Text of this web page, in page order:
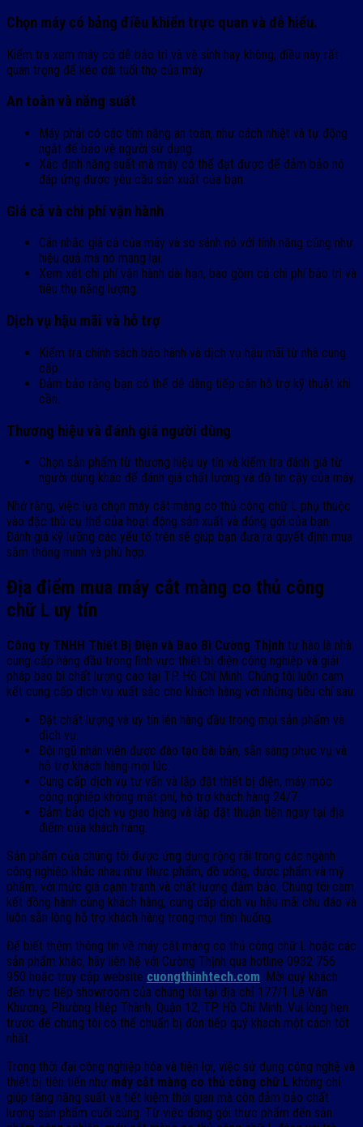
Chọn máy có bảng điều khiển trực quan và dễ hiểu.
Kiểm tra xem máy có dễ bảo trì và vệ sinh hay không, điều này rất
quan trọng để kéo dài tuổi thọ của máy.
An toàn và năng suất
Máy phải có các tính năng an toàn, như cách nhiệt và tự động
ngắt để bảo vệ người sử dụng.
Xác định năng suất mà máy có thể đạt được để đảm bảo nó
đáp ứng được yêu cầu sản xuất của bạn.
Giá cả và chi phí vận hành
Cân nhắc giá cả của máy và so sánh nó với tính năng cũng như
hiệu quả mà nó mang lại.
Xem xét chi phí vận hành dài hạn, bao gồm cả chi phí bảo trì và
tiêu thụ năng lượng.
Dịch vụ hậu mãi và hỗ trợ
Kiểm tra chính sách bảo hành và dịch vụ hậu mãi từ nhà cung
cấp.
Đảm bảo rằng bạn có thể dễ dàng tiếp cận hỗ trợ kỹ thuật khi
cần.
Thương hiệu và đánh giá người dùng
Chọn sản phẩm từ thương hiệu uy tín và kiểm tra đánh giá từ
người dùng khác để đánh giá chất lượng và độ tin cậy của máy.
Nhớ rằng, việc lựa chọn máy cắt màng co thủ công chữ L phụ thuộc
vào đặc thù cụ thể của hoạt động sản xuất và đóng gói của bạn.
Đánh giá kỹ lưỡng các yếu tố trên sẽ giúp bạn đưa ra quyết định mua
sắm thông minh và phù hợp.
Địa điểm mua máy cắt màng co thủ công
chữ L uy tín
Công ty TNHH Thiết Bị Điện và Bao Bì Cường Thịnh tự hào là nhà
cung cấp hàng đầu trong lĩnh vực thiết bị điện công nghiệp và giải
pháp bao bì chất lượng cao tại TP. Hồ Chí Minh. Chúng tôi luôn cam
kết cung cấp dịch vụ xuất sắc cho khách hàng với những tiêu chí sau:
Đặt chất lượng và uy tín lên hàng đầu trong mọi sản phẩm và
dịch vụ.
Đội ngũ nhân viên được đào tạo bài bản, sẵn sàng phục vụ và
hỗ trợ khách hàng mọi lúc.
Cung cấp dịch vụ tư vấn và lắp đặt thiết bị điện, máy móc
công nghiệp không mất phí, hỗ trợ khách hàng 24/7.
Đảm bảo dịch vụ giao hàng và lắp đặt thuận tiện ngay tại địa
điểm của khách hàng.
Sản phẩm của chúng tôi được ứng dụng rộng rãi trong các ngành
công nghiệp khác nhau như thực phẩm, đồ uống, dược phẩm và mỹ
phẩm, với mức giá cạnh tranh và chất lượng đảm bảo. Chúng tôi cam
kết đồng hành cùng khách hàng, cung cấp dịch vụ hậu mãi chu đáo và
luôn sẵn lòng hỗ trợ khách hàng trong mọi tình huống.
Để biết thêm thông tin về máy cắt màng co thủ công chữ L hoặc các
sản phẩm khác, hãy liên hệ với Cường Thịnh qua hotline 0932 756
950 hoặc truy cập website cuongthinhtech.com. Mời quý khách
đến trực tiếp showroom của chúng tôi tại địa chỉ 177/1 Lê Văn
Khương, Phường Hiệp Thành, Quận 12, TP. Hồ Chí Minh. Vui lòng hẹn
trước để chúng tôi có thể chuẩn bị đón tiếp quý khách một cách tốt
nhất.
Trong thời đại công nghiệp hóa và tiện lợi, việc sử dụng công nghệ và
thiết bị tiên tiến như máy cắt màng co thủ công chữ L không chỉ
giúp tăng năng suất và tiết kiệm thời gian mà còn đảm bảo chất
lượng sản phẩm cuối cùng. Từ việc đóng gói thực phẩm đến sản